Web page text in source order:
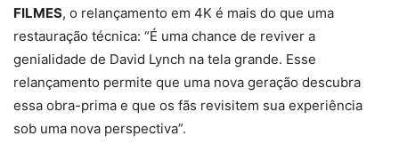
FILMES, o relançamento em 4K é mais do que uma
restauração técnica: “É uma chance de reviver a
genialidade de David Lynch na tela grande. Esse
relançamento permite que uma nova geração descubra
essa obra-prima e que os fãs revisitem sua experiência
sob uma nova perspectiva”.